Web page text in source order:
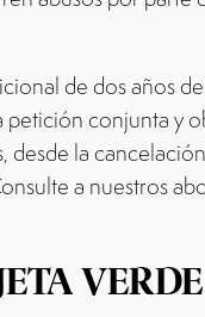
de dos años
conjunta y
desde la
a nuestros